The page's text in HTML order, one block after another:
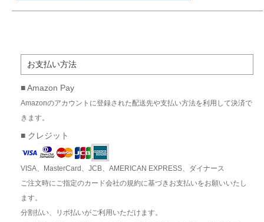
お支払い方法
■ Amazon Pay
Amazonのアカウントに登録された配送先や支払い方法を利用して決済で
きます。
■ クレジット
VISA、MasterCard、JCB、AMERICAN EXPRESS、ダイナース
ご注文時にご指定のカード会社の規約に基づきお支払いをお願いいたし
ます。
分割払い、リボ払いがご利用いただけます。